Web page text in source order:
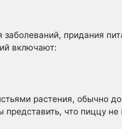
придания
включают:
растения, обычно
что пиццу не